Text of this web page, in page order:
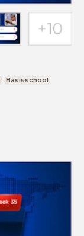
Basisschool